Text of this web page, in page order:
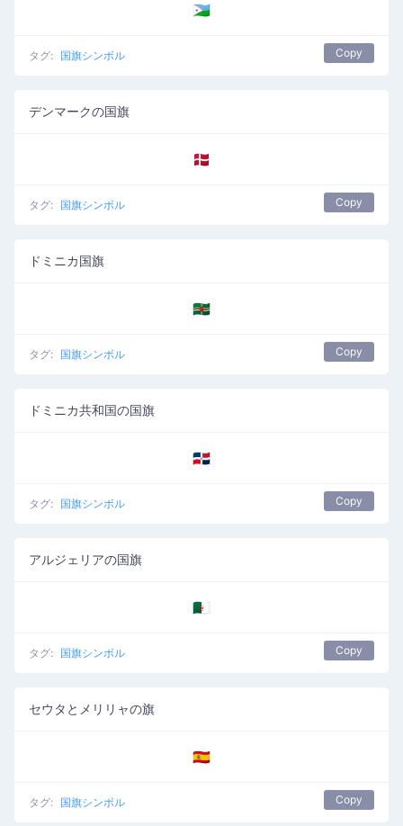
🇩🇯
タグ: 国旗シンボル Copy
デンマークの国旗
🇩🇰
タグ: 国旗シンボル Copy
ドミニカ国旗
🇩🇲
タグ: 国旗シンボル Copy
ドミニカ共和国の国旗
🇩🇴
タグ: 国旗シンボル Copy
アルジェリアの国旗
🇩🇿
タグ: 国旗シンボル Copy
セウタとメリリャの旗
🇪🇦
タグ: 国旗シンボル Copy